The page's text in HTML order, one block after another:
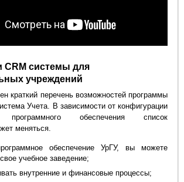
CRM системы для
учреждений
краткий перечень возможностей программы
Учета. В зависимости от конфигурации
программного обеспечения список
меняться.
обеспечение УрГУ, вы можете
учебное заведение;
внутренние и финансовые процессы;